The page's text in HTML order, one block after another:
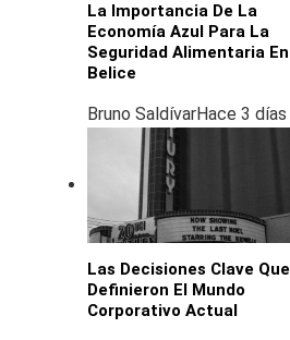
La Importancia De La
Economía Azul Para La
Seguridad Alimentaria En
Belice
Bruno SaldívarHace 3 días
Las Decisiones Clave Que
Definieron El Mundo
Corporativo Actual